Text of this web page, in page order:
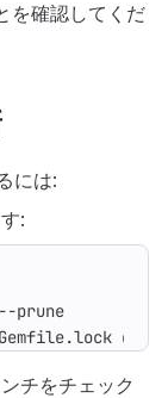
を確認してくだ
には:
:
db/
チをチェック